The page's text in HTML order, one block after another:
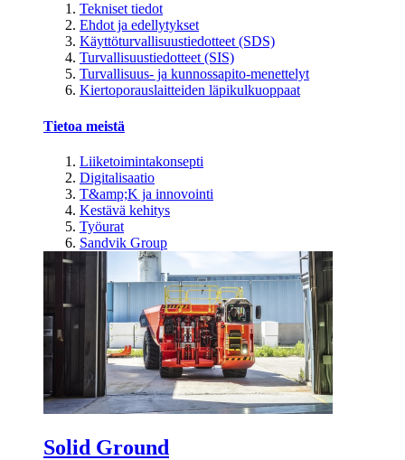
Tekniset tiedot
Ehdot ja edellytykset
Käyttöturvallisuustiedotteet (SDS)
Turvallisuustiedotteet (SIS)
Turvallisuus- ja kunnossapito-menettelyt
Kiertoporauslaitteiden läpikulkuoppaat
Tietoa meistä
Liiketoimintakonsepti
Digitalisaatio
T&amp;K ja innovointi
Kestävä kehitys
Työurat
Sandvik Group
Solid Ground